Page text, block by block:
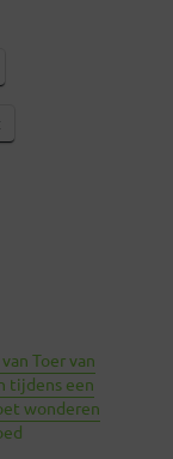
Toer van
tijdens een
wonderen